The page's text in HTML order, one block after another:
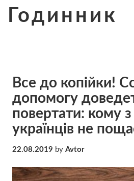
Годинник
Все до копійки!
допомогу
повертати: кому з
українців не
22.08.2019 by Avtor